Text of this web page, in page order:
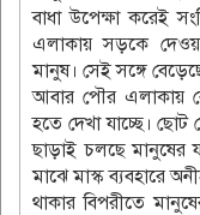
বাধা উপেক্ষা করেই
এলাকায় সড়কে
মানুষ। সেই সঙ্গে
আবার পৌর এলাকায়
হতে দেখা যাচ্ছে। ছোট
ছাড়াই চলছে মানুষের
মাঝে মাস্ক ব্যবহারে
থাকার বিপরীতে